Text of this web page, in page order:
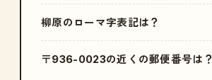
柳原のローマ字表記は？
〒936-0023の近くの郵便番号は？